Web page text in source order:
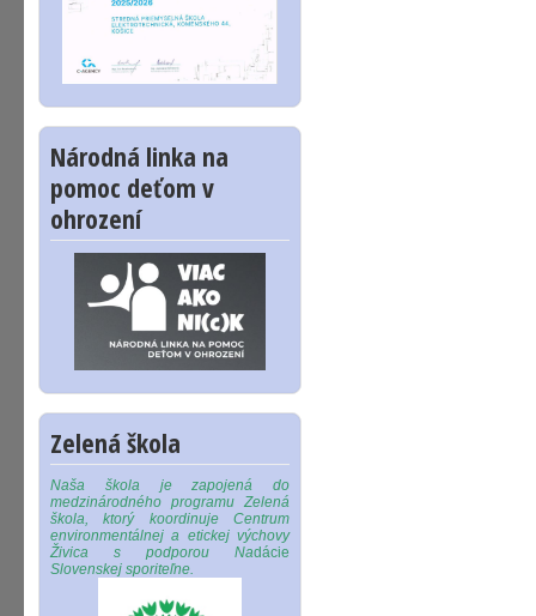
Národná linka na
pomoc deťom v
ohrození
Zelená škola
Naša škola je zapojená do
medzinárodného programu Zelená
škola, ktorý koordinuje Centrum
environmentálnej a etickej výchovy
Živica s podporou Nadácie
Slovenskej sporiteľne.